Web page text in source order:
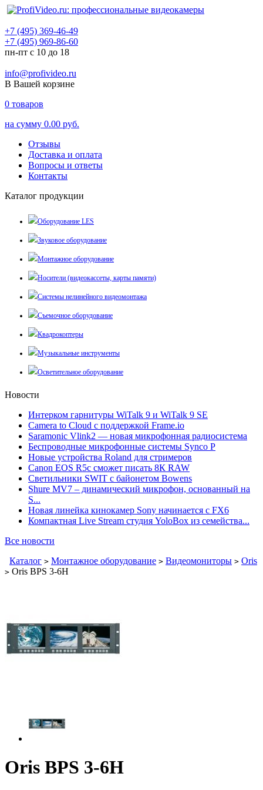
+7 (495) 369-46-49
+7 (495) 969-86-60
пн-пт с 10 до 18
info@profivideo.ru
В Вашей корзине
0 товаров
на сумму 0.00 руб.
Отзывы
Доставка и оплата
Вопросы и ответы
Контакты
Каталог продукции
Оборудование LES
Звуковое оборудование
Монтажное оборудование
Носители (видеокассеты, карты памяти)
Системы нелинейного видеомонтажа
Съемочное оборудование
Квадрокоптеры
Музыкальные инструменты
Осветительное оборудование
Новости
Интерком гарнитуры WiTalk 9 и WiTalk 9 SE
Camera to Cloud с поддержкой Frame.io
Saramonic Vlink2 — новая микрофонная радиосистема
Беспроводные микрофонные системы Synco P
Новые устройства Roland для стримеров
Canon EOS R5c сможет писать 8К RAW
Светильники SWIT с байонетом Bowens
Shure MV7 – динамический микрофон, основанный на
S...
Новая линейка кинокамер Sony начинается с FX6
Компактная Live Stream студия YoloBox из семейства...
Все новости
Каталог > Монтажное оборудование > Видеомониторы > Oris
> Oris BPS 3-6H
Oris BPS 3-6H